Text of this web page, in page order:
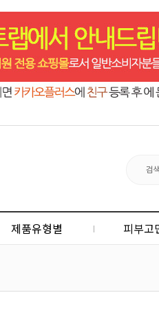
제품유형별 피부고